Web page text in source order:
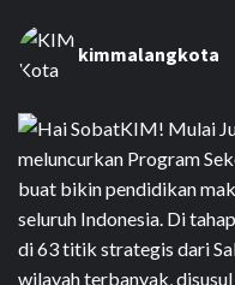
kimmalangkota